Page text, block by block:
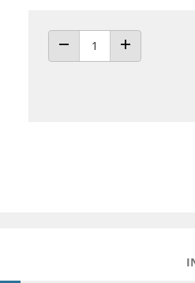
ANZAHL VERRINGERN
ANZAHL